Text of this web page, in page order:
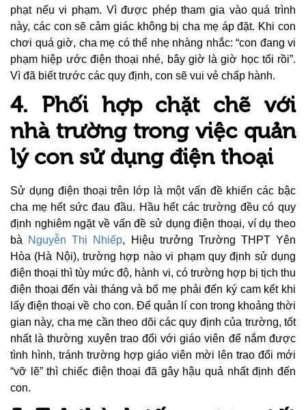
phạt nếu vi phạm. Vì được phép tham gia vào quá trình
này, các con sẽ cảm giác không bị cha mẹ áp đặt. Khi con
chơi quá giờ, cha mẹ có thể nhẹ nhàng nhắc: “con đang vi
phạm hiệp ước điện thoại nhé, bây giờ là giờ học tối rồi”.
Vì đã biết trước các quy định, con sẽ vui vẻ chấp hành.
4. Phối hợp chặt chẽ với
nhà trường trong việc quản
lý con sử dụng điện thoại
Sử dụng điện thoại trên lớp là một vấn đề khiến các bậc
cha mẹ hết sức đau đầu. Hầu hết các trường đều có quy
định nghiêm ngặt về vấn đề sử dụng điện thoại, ví dụ theo
bà
Nguyễn Thị Nhiếp, Hiệu trưởng Trường THPT Yên
Hòa (Hà Nội), trường hợp nào vi phạm quy định sử dụng
điện thoại thì tùy mức độ, hành vi, có trường hợp bị tịch thu
điện thoại đến vài tháng và bố mẹ phải đến ký cam kết khi
lấy điện thoại về cho con. Để quản lí con trong khoảng thời
gian này, cha mẹ cần theo dõi các quy định của trường, tốt
nhất là thường xuyên trao đổi với giáo viên để nắm được
tình hình, tránh trường hợp giáo viên mời lên trao đổi mới
“vỡ lẽ” thì chiếc điện thoại đã gây hậu quả nhất định đến
con.